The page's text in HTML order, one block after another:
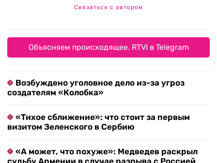
Связаться с автором
Объясняем происходящее. RTVI в Telegram
Возбуждено уголовное дело из-за угроз
создателям «Колобка»
«Тихое сближение»: что стоит за первым
визитом Зеленского в Сербию
«А может, что похуже»: Медведев раскрыл